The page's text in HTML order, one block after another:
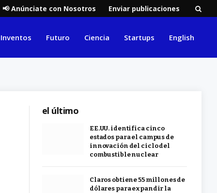
📢 Anúnciate con Nosotros Enviar publicaciones
Inventos Futuro Ciencia Startups English
el último
EE.UU. identifica cinco
estados para el campus de
innovación del ciclo del
combustible nuclear
Claros obtiene 55 millones de
dólares para expandir la